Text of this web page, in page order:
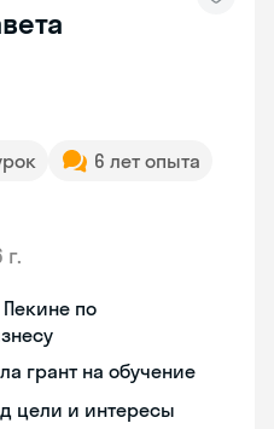
6 лет опыта
г.
по
грант на обучение
цели и интересы